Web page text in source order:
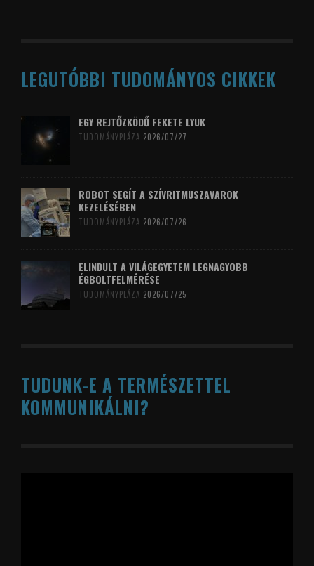
LEGUTÓBBI TUDOMÁNYOS CIKKEK
EGY REJTŐZKÖDŐ FEKETE LYUK
TUDOMÁNYPLÁZA 2026/07/27
ROBOT SEGÍT A SZÍVRITMUSZAVAROK
KEZELÉSÉBEN
TUDOMÁNYPLÁZA 2026/07/26
ELINDULT A VILÁGEGYETEM LEGNAGYOBB
ÉGBOLTFELMÉRÉSE
TUDOMÁNYPLÁZA 2026/07/25
TUDUNK-E A TERMÉSZETTEL
KOMMUNIKÁLNI?